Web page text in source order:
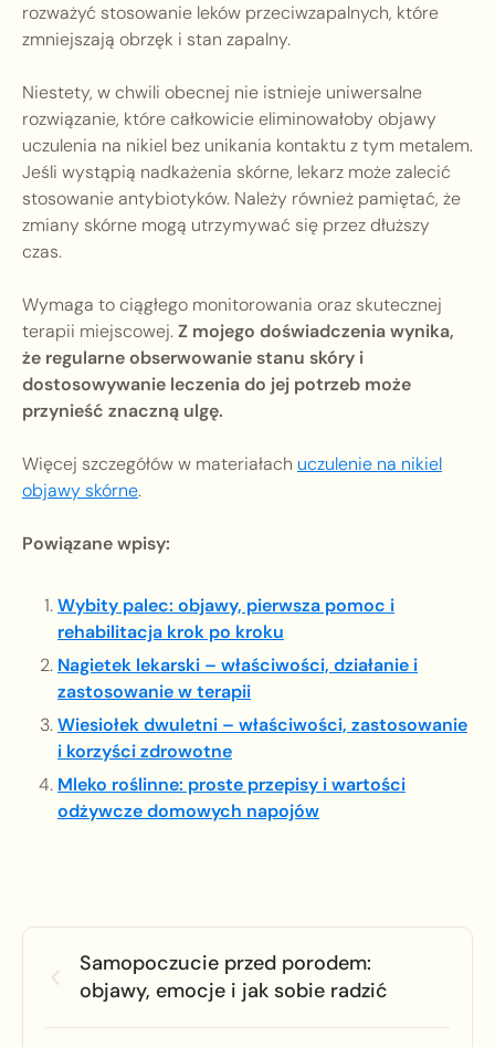
rozważyć stosowanie leków przeciwzapalnych, które
zmniejszają obrzęk i stan zapalny.
Niestety, w chwili obecnej nie istnieje uniwersalne
rozwiązanie, które całkowicie eliminowałoby objawy
uczulenia na nikiel bez unikania kontaktu z tym metalem.
Jeśli wystąpią nadkażenia skórne, lekarz może zalecić
stosowanie antybiotyków. Należy również pamiętać, że
zmiany skórne mogą utrzymywać się przez dłuższy
czas.
Wymaga to ciągłego monitorowania oraz skutecznej
terapii miejscowej.Z mojego doświadczenia wynika,
że regularne obserwowanie stanu skóry i
dostosowywanie leczenia do jej potrzeb może
przynieść znaczną ulgę.
Więcej szczegółów w materiałach uczulenie na nikiel
objawy skórne.
Powiązane wpisy:
Wybity palec: objawy, pierwsza pomoc i
rehabilitacja krok po kroku
Nagietek lekarski – właściwości, działanie i
zastosowanie w terapii
Wiesiołek dwuletni – właściwości, zastosowanie
i korzyści zdrowotne
Mleko roślinne: proste przepisy i wartości
odżywcze domowych napojów
Samopoczucie przed porodem:
objawy, emocje i jak sobie radzić